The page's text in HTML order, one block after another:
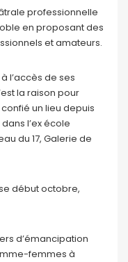
professionnelle
en proposant des
et amateurs.
l’accès de ses
la raison pour
un lieu depuis
l’ex école
du 17, Galerie de
début octobre,
d’émancipation
femmes à